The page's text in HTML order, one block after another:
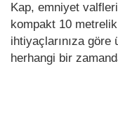
Kap, emniyet
kompakt 10
ihtiyaçlarınıza göre
herhangi bir